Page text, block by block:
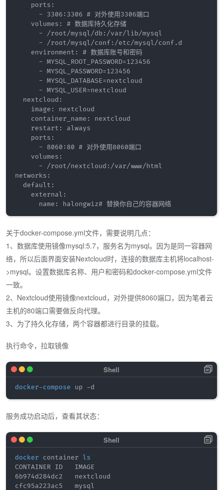
    ports:
      - 3306:3306 # 对外使用3306端口
    volumes: # 数据库持久化存储
      - /root/mysql/db:/var/lib/mysql
      - /root/mysql/conf:/etc/mysql/conf.d
    environment: # 数据库账号和密码
      - MYSQL_ROOT_PASSWORD=123456
      - MYSQL_PASSWORD=123456
      - MYSQL_DATABASE=nextcloud
      - MYSQL_USER=nextcloud
  nextcloud:
    image: nextcloud
    container_name: nextcloud
    restart: always
    ports:
      - 8060:80 # 对外使用8060端口
    volumes:
      - /root/nextcloud:/var/www/html
networks:
  default:
    external:
关于docker-compose.yml文件，需要说明几点：
1、数据库使用镜像mysql:5.7，服务名为mysql。因为是同一容器网
络，所以后面界面安装Nextcloud时，连接的数据库主机将localhost-
>mysql。设置数据库名称、用户和密码和docker-compose.yml文件
一致。
2、Nextcloud使用镜像nextcloud，对外提供8060端口，因为笔者云
主机的80端口需要做反向代理。
3、为了持久化存储，两个容器都进行目录的挂载。
执行命令，拉取镜像
docker-compose
服务成功启动后，查看其状态：
docker container ls
CONTAINER ID   IMAGE
6b974d284dc2   nextcloud
cfc95a223ac5   mysql